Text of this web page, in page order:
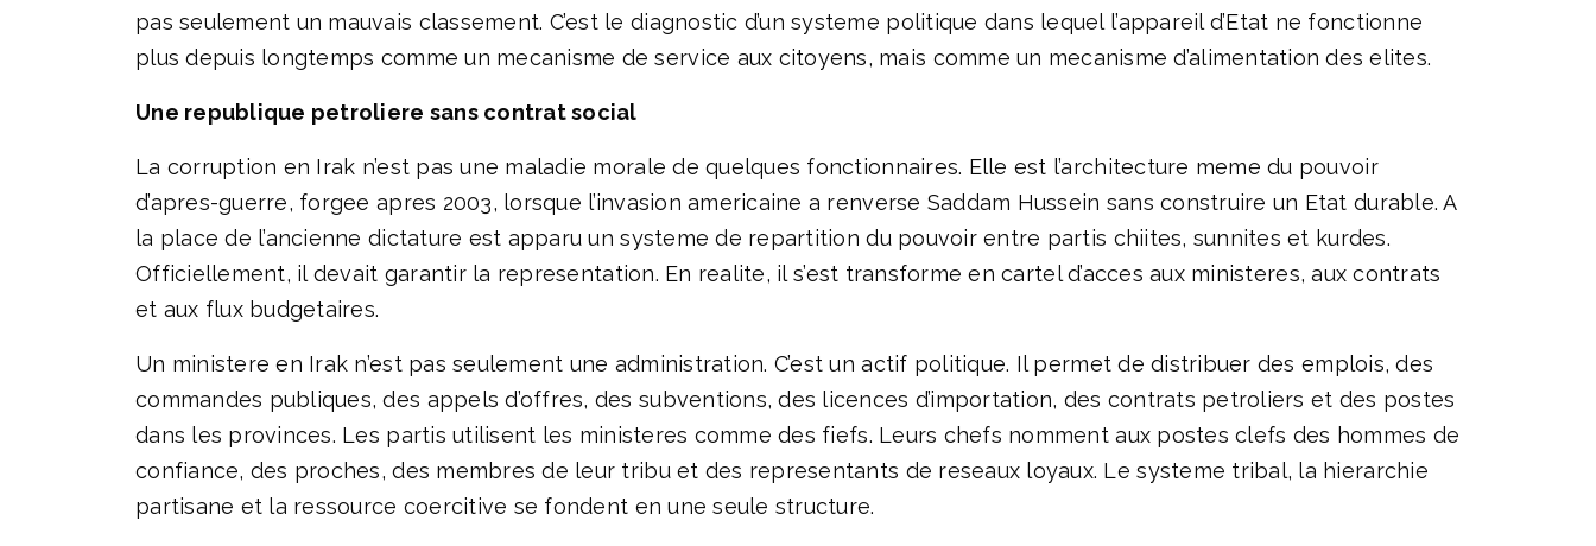
pas seulement un mauvais classement. C’est le diagnostic d’un systeme politique dans lequel l’appareil d’Etat ne fonctionne
plus depuis longtemps comme un mecanisme de service aux citoyens, mais comme un mecanisme d’alimentation des elites.
Une republique petroliere sans contrat social
La corruption en Irak n’est pas une maladie morale de quelques fonctionnaires. Elle est l’architecture meme du pouvoir
d’apres-guerre, forgee apres 2003, lorsque l’invasion americaine a renverse Saddam Hussein sans construire un Etat durable. A
la place de l’ancienne dictature est apparu un systeme de repartition du pouvoir entre partis chiites, sunnites et kurdes.
Officiellement, il devait garantir la representation. En realite, il s’est transforme en cartel d’acces aux ministeres, aux contrats
et aux flux budgetaires.
Un ministere en Irak n’est pas seulement une administration. C’est un actif politique. Il permet de distribuer des emplois, des
commandes publiques, des appels d’offres, des subventions, des licences d’importation, des contrats petroliers et des postes
dans les provinces. Les partis utilisent les ministeres comme des fiefs. Leurs chefs nomment aux postes clefs des hommes de
confiance, des proches, des membres de leur tribu et des representants de reseaux loyaux. Le systeme tribal, la hierarchie
partisane et la ressource coercitive se fondent en une seule structure.